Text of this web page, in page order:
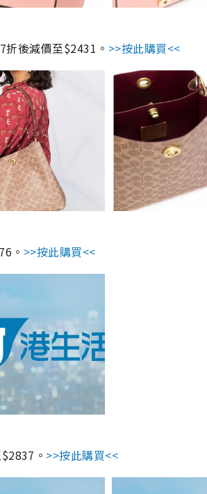
後減價至$2431。 >>按此購買<<
。 >>按此購買<<
。 >>按此購買<<